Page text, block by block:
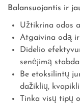
Balansuojantis ir
Užtikrina odos
Atgaivina odą
Didelio
senėjimą
Be etoksilintų
dažiklių,
Tinka visų tipų